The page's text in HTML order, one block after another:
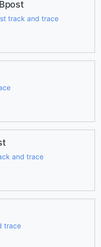
track and trace
and trace
trace